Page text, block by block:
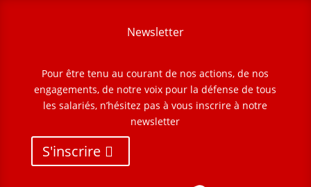
Newsletter
Pour être tenu au courant de nos actions, de nos
engagements, de notre voix pour la défense de tous
les salariés, n’hésitez pas à vous inscrire à notre
newsletter
S'inscrire